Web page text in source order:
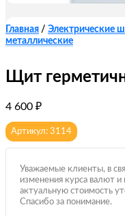
Главная / Электрические
металлические
Щит
4 600 ₽
Артикул: 3114
Уважаемые клиенты, в
изменения курса валют
актуальную стоимость
Спасибо за понимание.